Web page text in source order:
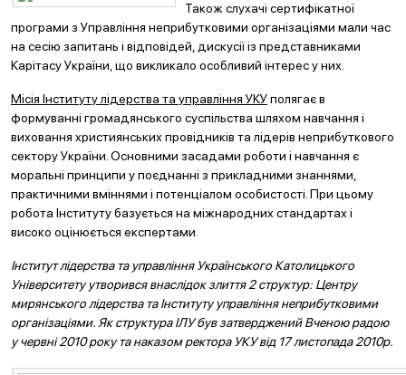
Також слухачі сертифікатної
програми з Управління неприбутковими організаціями мали час
на сесію запитань і відповідей, дискусії із представниками
Карітасу України, що викликало особливий інтерес у них.
Місія Інституту лідерства та управління УКУполягає в
формуванні громадянського суспільства шляхом навчання і
виховання християнських провідників та лідерів неприбуткового
сектору України. Основними засадами роботи і навчання є
моральні принципи у поєднанні з прикладними знаннями,
практичними вміннями і потенціалом особистості. При цьому
робота Інституту базується на міжнародних стандартах і
високо оцінюється експертами.
Інститут лідерства та управління Українського Католицького
Університету утворився внаслідок злиття 2структур: Центру
мирянського лідерства та Інституту управління неприбутковими
організаціями. Як структура ІЛУбув затверджений Вченою радою
у червні 2010 року танаказом ректора УКУ від 17 листопада 2010р.